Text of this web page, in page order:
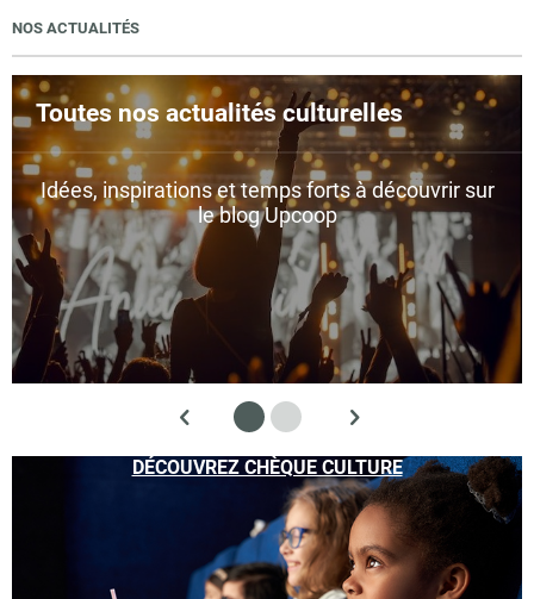
NOS ACTUALITÉS
Toutes nos actualités culturelles
Idées, inspirations et temps forts à découvrir sur
le blog Upcoop
DÉCOUVREZ CHÈQUE CULTURE